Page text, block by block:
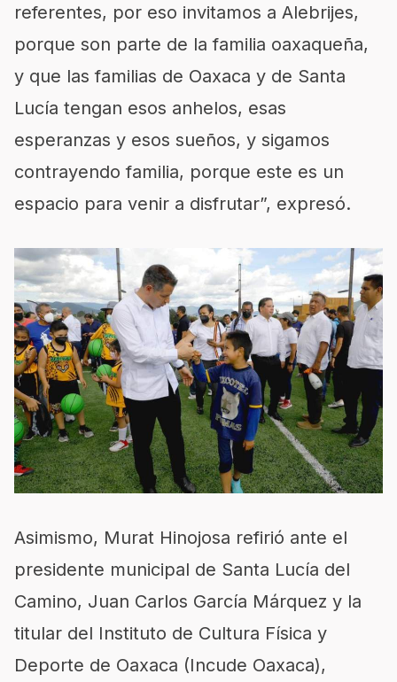
referentes, por eso invitamos a Alebrijes,
porque son parte de la familia oaxaqueña,
y que las familias de Oaxaca y de Santa
Lucía tengan esos anhelos, esas
esperanzas y esos sueños, y sigamos
contrayendo familia, porque este es un
espacio para venir a disfrutar”, expresó.
Asimismo, Murat Hinojosa refirió ante el
presidente municipal de Santa Lucía del
Camino, Juan Carlos García Márquez y la
titular del Instituto de Cultura Física y
Deporte de Oaxaca (Incude Oaxaca),